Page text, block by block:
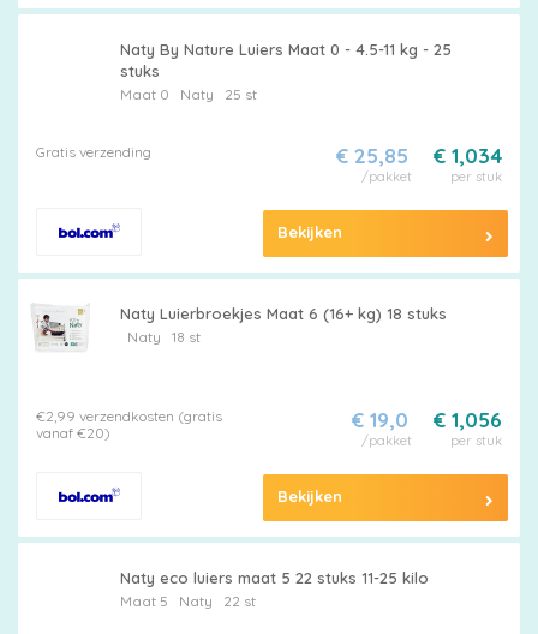
Naty By Nature Luiers Maat 0 - 4.5-11 kg - 25
stuks
Maat 0 Naty 25 st
Gratis verzending € 1,034
per stuk
€ 25,85
/pakket
Bekijken
Naty Luierbroekjes Maat 6 (16+ kg) 18 stuks
Naty 18 st
€2,99 verzendkosten (gratis
vanaf €20)
€ 1,056
per stuk
€ 19,0
/pakket
Bekijken
Naty eco luiers maat 5 22 stuks 11-25 kilo
Maat 5 Naty 22 st